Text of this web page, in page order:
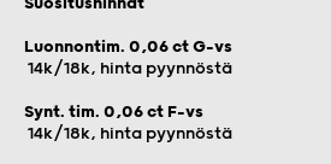
Luonnontim. 0,06 ct G-vs
14k/18k, hinta pyynnöstä
Synt. tim. 0,06 ct F-vs
14k/18k, hinta pyynnöstä